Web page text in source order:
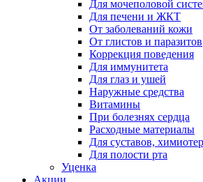
Для мочеполовой
Для печени и ЖКТ
От заболеваний кожи
От глистов и паразитов
Коррекция поведения
Для иммунитета
Для глаз и ушей
Наружные средства
Витамины
При болезнях сердца
Расходные материалы
Для суставов,
Для полости рта
Уценка
Акции